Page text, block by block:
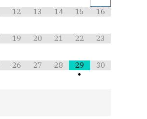
12 13 14 15 16
19 20 21 22 23
26 27 28
29
•
30